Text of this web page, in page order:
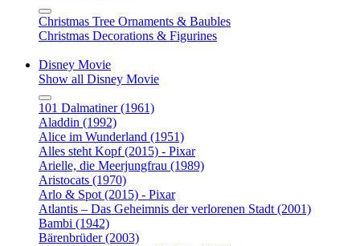
Christmas Tree Ornaments & Baubles
Christmas Decorations & Figurines
Disney Movie
Show all Disney Movie
101 Dalmatiner (1961)
Aladdin (1992)
Alice im Wunderland (1951)
Alles steht Kopf (2015) - Pixar
Arielle, die Meerjungfrau (1989)
Aristocats (1970)
Arlo & Spot (2015) - Pixar
Atlantis – Das Geheimnis der verlorenen Stadt (2001)
Bambi (1942)
Bärenbrüder (2003)